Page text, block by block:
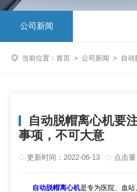
公司新闻
当前位置： 首页 > 公司新闻 > 自动脱
自动脱帽离心机要
事项，不可大意
更新时间：2022-06-13 点击
自动脱帽离心机是专为医院、血